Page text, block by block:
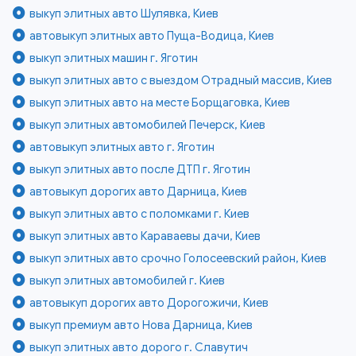
выкуп элитных авто Шулявка, Киев
автовыкуп элитных авто Пуща-Водица, Киев
выкуп элитных машин г. Яготин
выкуп элитных авто с выездом Отрадный массив, Киев
выкуп элитных авто на месте Борщаговка, Киев
выкуп элитных автомобилей Печерск, Киев
автовыкуп элитных авто г. Яготин
выкуп элитных авто после ДТП г. Яготин
автовыкуп дорогих авто Дарница, Киев
выкуп элитных авто с поломками г. Киев
выкуп элитных авто Караваевы дачи, Киев
выкуп элитных авто срочно Голосеевский район, Киев
выкуп элитных автомобилей г. Киев
автовыкуп дорогих авто Дорогожичи, Киев
выкуп премиум авто Нова Дарница, Киев
выкуп элитных авто дорого г. Славутич